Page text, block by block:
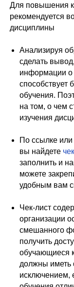
Для повышения
рекомендуется
дисциплины
Анализируя
сделать
информации о
способствует
обучения.
на том, о чем
изучения
По ссылке
вы найдете
заполнить и
можете
удобным вам
Чек-лист
организации
смешанного
получить
обучающиеся
должны иметь
исключением,